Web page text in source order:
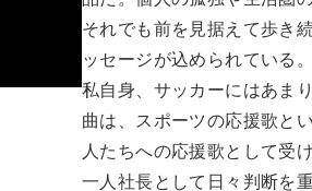
それでも前を見据えて歩き
ッセージが込められている。
私自身、サッカーにはあま
曲は、スポーツの応援歌と
人たちへの応援歌として受
一人社長として日々判断を